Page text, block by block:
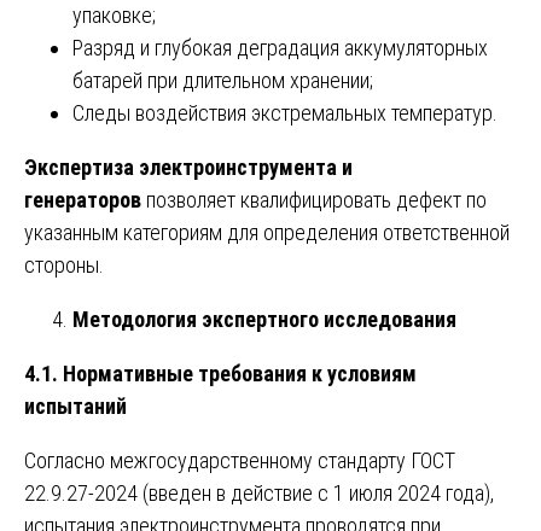
упаковке;
Разряд и глубокая деградация аккумуляторных
батарей при длительном хранении;
Следы воздействия экстремальных температур.
Экспертиза электроинструмента и
генераторов позволяет квалифицировать дефект по
указанным категориям для определения ответственной
стороны.
Методология экспертного исследования
4.1. Нормативные требования к условиям
испытаний
Согласно межгосударственному стандарту ГОСТ
22.9.27-2024 (введен в действие с 1 июля 2024 года),
испытания электроинструмента проводятся при